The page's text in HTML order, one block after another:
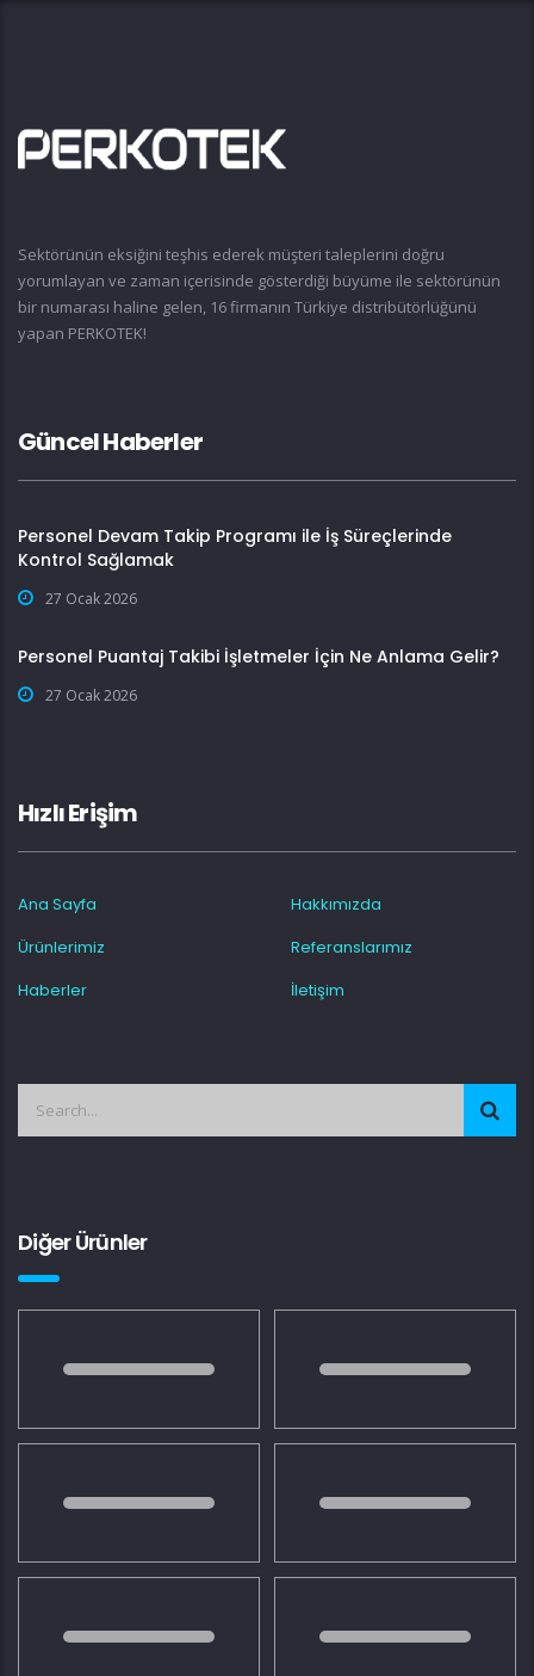
Sektörünün eksiğini teşhis ederek müşteri taleplerini doğru
yorumlayan ve zaman içerisinde gösterdiği büyüme ile sektörünün
bir numarası haline gelen, 16 firmanın Türkiye distribütörlüğünü
yapan PERKOTEK!
Güncel Haberler
Personel Devam Takip Programı ile İş Süreçlerinde
Kontrol Sağlamak
27 Ocak 2026
Personel Puantaj Takibi İşletmeler İçin Ne Anlama Gelir?
27 Ocak 2026
Hızlı Erişim
Ana Sayfa
Hakkımızda
Ürünlerimiz
Referanslarımız
Haberler
İletişim
Diğer Ürünler